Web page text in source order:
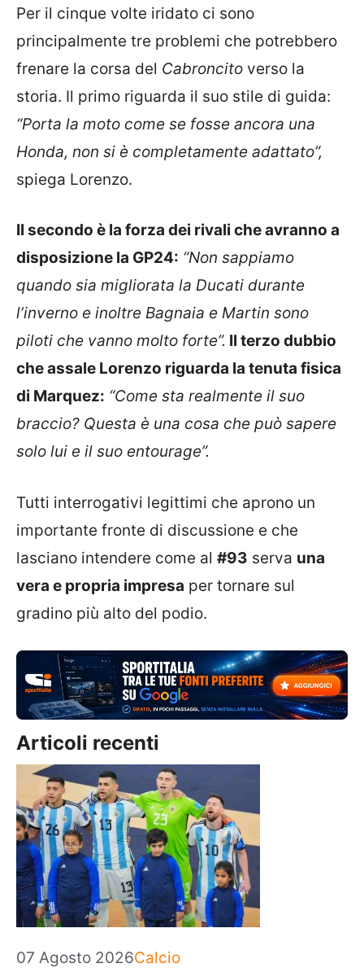
Per il cinque volte iridato ci sono
principalmente tre problemi che potrebbero
frenare la corsa del Cabroncito verso la
storia. Il primo riguarda il suo stile di guida:
“Porta la moto come se fosse ancora una
Honda, non si è completamente adattato”,
spiega Lorenzo.
Il secondo è la forza dei rivali che avranno a
disposizione la GP24: “Non sappiamo
quando sia migliorata la Ducati durante
l’inverno e inoltre Bagnaia e Martin sono
piloti che vanno molto forte”. Il terzo dubbio
che assale Lorenzo riguarda la tenuta fisica
di Marquez: “Come sta realmente il suo
braccio? Questa è una cosa che può sapere
solo lui e il suo entourage”.
Tutti interrogativi legittimi che aprono un
importante fronte di discussione e che
lasciano intendere come al #93 serva una
vera e propria impresa per tornare sul
gradino più alto del podio.
Articoli recenti
07 Agosto 2026Categorie
Calcio